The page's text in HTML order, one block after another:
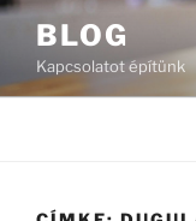
Tartalomhoz
BLOG
Kapcsolatot építünk